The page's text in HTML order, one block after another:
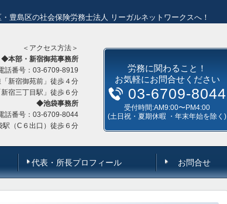
豊島区の社会保険労務士法人 リーガルネットワークスへ！
＜アクセス方法＞
◆本部・新宿御苑事務所
話番号：03-6709-8919
新宿御苑前」徒歩４分
宿三丁目駅」徒歩６分
◆池袋事務所
話番号：03-6709-8044
駅（C６出口）徒歩６分
労務に関わること！
お気軽にお問合せください
03-6709-8044
受付時間:AM9:00〜PM4:00
(土日祝・夏期休暇 ・年末年始を除く)
代表・所長プロフィール お問合せ